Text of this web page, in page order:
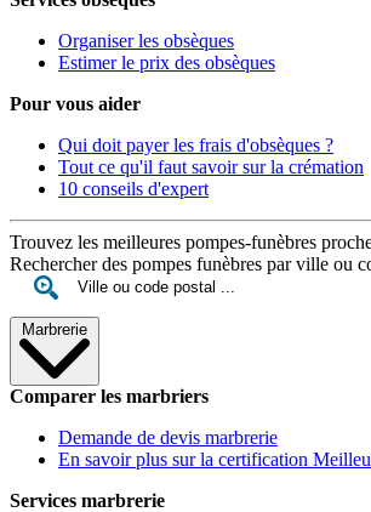
Organiser les obsèques
Estimer le prix des obsèques
Pour vous aider
Qui doit payer les frais d'obsèques ?
Tout ce qu'il faut savoir sur la crémation
10 conseils d'expert
Trouvez les meilleures pompes-funèbres
Rechercher des pompes funèbres par ville ou
Marbrerie
Comparer les marbriers
Demande de devis marbrerie
En savoir plus sur la certification
Services marbrerie